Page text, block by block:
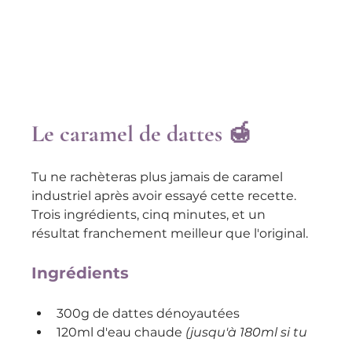
Le caramel de dattes 🍯
Tu ne rachèteras plus jamais de caramel
industriel après avoir essayé cette recette.
Trois ingrédients, cinq minutes, et un
résultat franchement meilleur que l'original.
Ingrédients
300g de dattes dénoyautées
120ml d'eau chaude (jusqu'à 180ml si tu